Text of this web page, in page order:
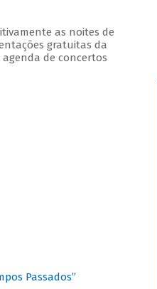
as noites de
gratuitas da
de concertos
Passados”